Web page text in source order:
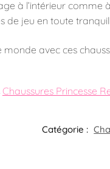
à l’intérieur comme
de jeu en toute
monde avec ces
Chaussures Princesse
Catégorie :